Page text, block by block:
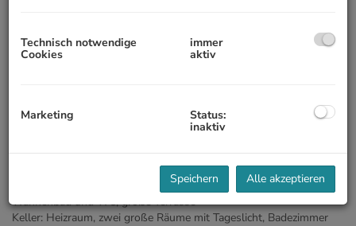
INFRASTRUKTUR:
den Garten und die Terrasse, Gäste WC
2. Ebene: drei Schlafzimmer, Badezimmer mit Wannenbad und WC
3. Ebene: ein offener Raum (Masterbedroom), Badezimmer mit
Wannenbad und WC, große Terrasse
Keller: Heizraum, zwei große Räume mit Tageslicht, Badezimmer
Technisch notwendige
Cookies
immer
aktiv
Marketing Status:
inaktiv
Speichern Alle akzeptieren